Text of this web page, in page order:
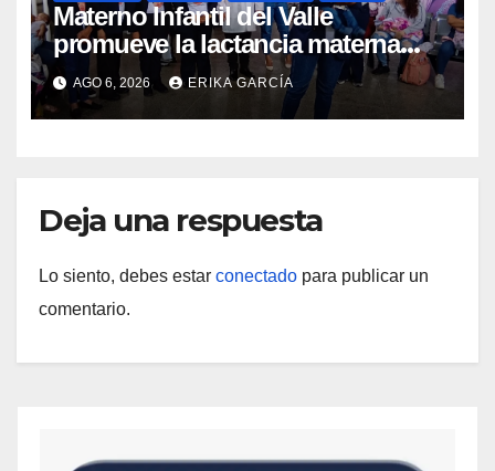
Materno Infantil del Valle
promueve la lactancia materna
como un inicio sostenible para la
vida
AGO 6, 2026 ERIKA GARCÍA
Deja una respuesta
Lo siento, debes estar conectado para publicar un
comentario.